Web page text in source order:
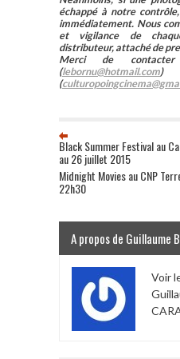
échappé à notre
immédiatement. Nous
et vigilance de
distributeur, attaché de
Merci de contacter
(lebornu@hotmail.com)
(
Black Summer Festival au
au 26 juillet 2015
Midnight Movies au CNP
22h30
A propos de Guillaume
Voir